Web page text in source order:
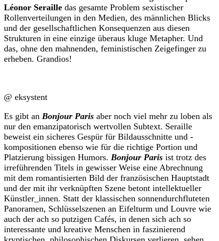
Léonor Seraille das gesamte Problem sexistischer
Rollenverteilungen in den Medien, des männlichen Blicks
und der gesellschaftlichen Konsequenzen aus diesen
Strukturen in eine einzige überaus kluge Metapher. Und
das, ohne den mahnenden, feministischen Zeigefinger zu
erheben. Grandios!
@ eksystent
Es gibt an Bonjour Paris aber noch viel mehr zu loben als
nur den emanzipatorisch wertvollen Subtext. Seraille
beweist ein sicheres Gespür für Bildausschnitte und -
kompositionen ebenso wie für die richtige Portion und
Platzierung bissigen Humors. Bonjour Paris ist trotz des
irreführenden Titels in gewisser Weise eine Abrechnung
mit dem romantisierten Bild der französischen Hauptstadt
und der mit ihr verknüpften Szene betont intellektueller
Künstler_innen. Statt der klassischen sonnendurchfluteten
Panoramen, Schlüsselszenen an Eifelturm und Louvre wie
auch der ach so putzigen Cafés, in denen sich ach so
interessante und kreative Menschen in faszinierend